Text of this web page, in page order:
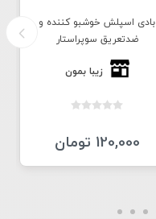
بادی اسپلش خوشبو کننده و
ضدتعریق سوپراستار
زیبا بمون
120,000 تومان